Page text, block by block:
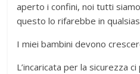
aperto i confini, noi tutti
questo lo rifarebbe in
I miei bambini devono
L’incaricata per la sicurezza